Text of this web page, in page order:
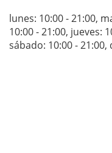
lunes: 10:00 - 21:00,
10:00 - 21:00, jueves:
sábado: 10:00 - 21:00,